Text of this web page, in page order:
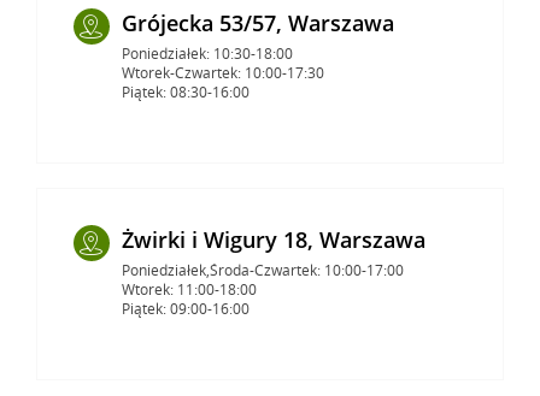
Grójecka 53/57, Warszawa
Poniedziałek: 10:30-18:00
Wtorek-Czwartek: 10:00-17:30
Piątek: 08:30-16:00
Żwirki i Wigury 18, Warszawa
Poniedziałek,Środa-Czwartek: 10:00-17:00
Wtorek: 11:00-18:00
Piątek: 09:00-16:00